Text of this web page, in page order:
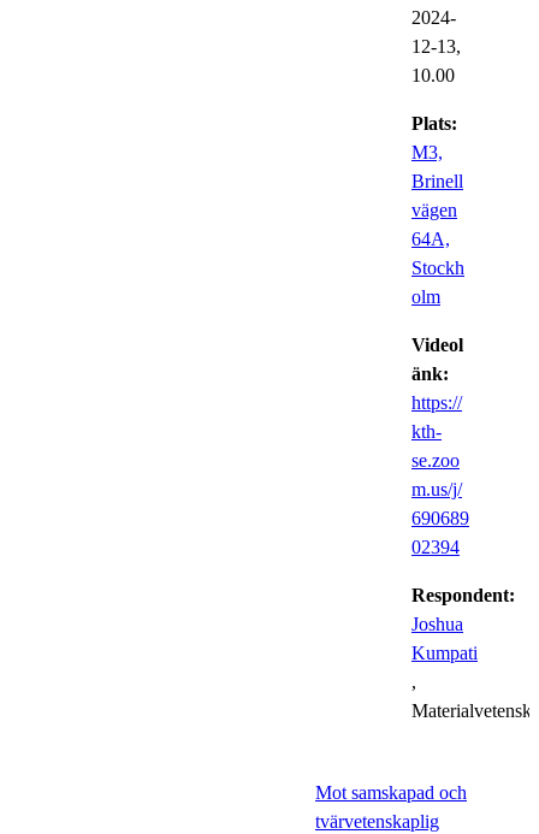
2024-
12-13,
10.00
Plats:
M3,
Brinell
vägen
64A,
Stockh
olm
Videol
änk:
https://
kth-
se.zoo
m.us/j/
690689
02394
Respondent:
Joshua
Kumpati
,
Mot samskapad och
tvärvetenskaplig